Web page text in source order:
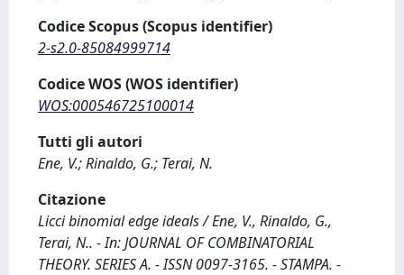
Codice Scopus (Scopus identifier)
2-s2.0-85084999714
Codice WOS (WOS identifier)
WOS:000546725100014
Tutti gli autori
Ene, V.; Rinaldo, G.; Terai, N.
Citazione
Licci binomial edge ideals / Ene, V., Rinaldo, G.,
Terai, N.. - In: JOURNAL OF COMBINATORIAL
THEORY. SERIES A. - ISSN 0097-3165. - STAMPA. -